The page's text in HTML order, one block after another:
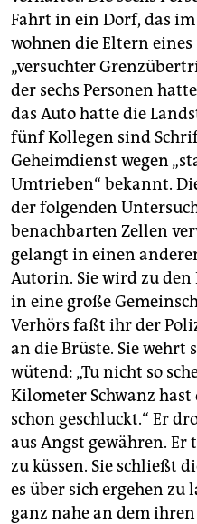
Fahrt in ein Dorf, das
wohnen die Eltern
„versuchter
der sechs Personen
das Auto hatte die
fünf Kollegen sind
Geheimdienst wegen
Umtrieben“ bekannt.
der folgenden
benachbarten Zellen
gelangt in einen
Autorin. Sie wird zu
in eine große
Verhörs faßt ihr der
an die Brüste. Sie wehrt
wütend: „Tu nicht so
Kilometer Schwanz
schon geschluckt.“ Er
aus Angst gewähren. Er
zu küssen. Sie schließt
es über sich ergehen zu
ganz nahe an dem